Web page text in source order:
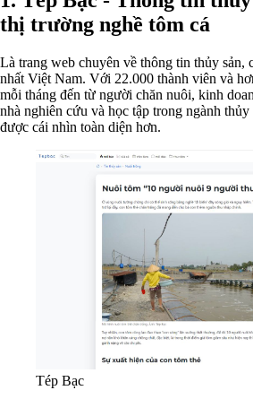
thị trường nghề tôm cá
Là trang web chuyên về thông tin thủy sản,
nhất Việt Nam. Với 22.000 thành viên và
mỗi tháng đến từ người chăn nuôi, kinh
nhà nghiên cứu và học tập trong ngành
được cái nhìn toàn diện hơn.
Tép Bạc